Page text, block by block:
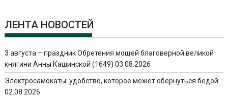
ЛЕНТА НОВОСТЕЙ
3 августа – праздник Обретения мощей благоверной великой
княгини Анны Кашинской (1649) 03.08.2026
Электросамокаты: удобство, которое может обернуться бедой
02.08.2026